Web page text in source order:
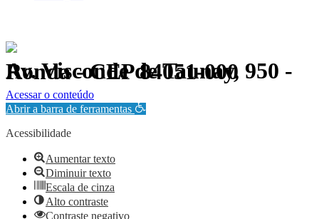
Av. Visconde de Taunay, 950 - Ronda - CEP 84051-000
Política de Privacidade.
Acessar o conteúdo
Abrir a barra de ferramentas
Acessibilidade
Aumentar texto
Diminuir texto
Escala de cinza
Alto contraste
Contraste negativo